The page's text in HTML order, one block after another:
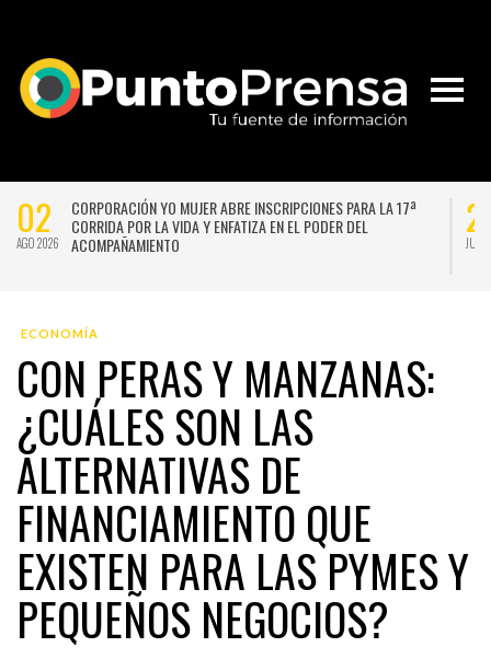
02
AGO 2026
CORPORACIÓN YO MUJER ABRE INSCRIPCIONES PARA LA 17ª
CORRIDA POR LA VIDA Y ENFATIZA EN EL PODER DEL
ACOMPAÑAMIENTO
JUL
ECONOMÍA
CON PERAS Y MANZANAS:
¿CUÁLES SON LAS
ALTERNATIVAS DE
FINANCIAMIENTO QUE
EXISTEN PARA LAS PYMES Y
PEQUEÑOS NEGOCIOS?